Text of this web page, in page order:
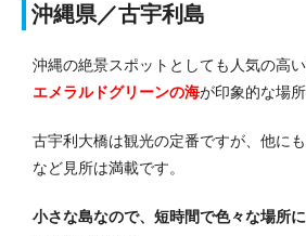
沖縄県／古宇利島
沖縄の絶景スポットとしても人気の高い
エメラルドグリーンの海が印象的な場所
古宇利大橋は観光の定番ですが、他に
など見所は満載です。
小さな島なので、短時間で色々な場所